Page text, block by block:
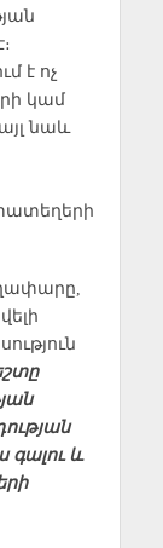
է ոչ
կամ
նաև
գալու և